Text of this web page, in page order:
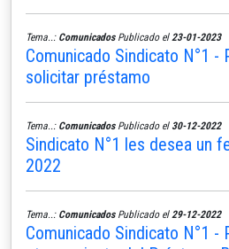
Tema..: ComunicadosPublicado el 23-01-2023
Comunicado Sindicato N°1 -
solicitar préstamo
Tema..: ComunicadosPublicado el 30-12-2022
Sindicato N°1 les desea un
2022
Tema..: ComunicadosPublicado el 29-12-2022
Comunicado Sindicato N°1 -